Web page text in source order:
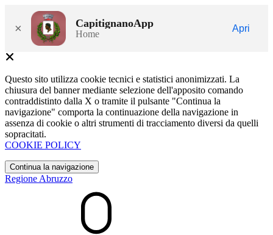
× CapitignanoApp
Home
Apri
Questo sito utilizza cookie tecnici e statistici anonimizzati. La
chiusura del banner mediante selezione dell'apposito comando
contraddistinto dalla X o tramite il pulsante "Continua la
navigazione" comporta la continuazione della navigazione in
assenza di cookie o altri strumenti di tracciamento diversi da quelli
sopracitati.
COOKIE POLICY
Continua la navigazione
Regione Abruzzo